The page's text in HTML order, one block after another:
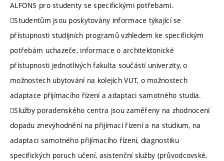
ALFONS pro studenty se specifickými potřebami.
Studentům jsou poskytovány informace týkající se
přístupnosti studijních programů vzhledem ke specifickým
potřebám uchazeče, informace o architektonické
přístupnosti jednotlivých fakulta součástí univerzity, o
možnostech ubytování na kolejích VUT, o možnostech
adaptace přijímacího řízení a adaptaci samotného studia.
Služby poradenského centra jsou zaměřeny na zhodnocení
dopadu znevýhodnění na přijímací řízení a na studium, na
adaptaci samotného přijímacího řízení, diagnostiku
specifických poruch učení, asistenční služby (průvodcovské,